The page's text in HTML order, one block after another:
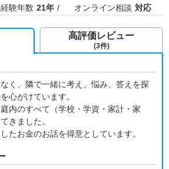
経験年数 21年 オンライン相談 対応
く、隣で一緒に考え、悩み、答えを探
心がけています。
内のすべて（学校・学資・家計・家
きました。
たお金のお話を得意としています。
高評価レビュー
(3件)